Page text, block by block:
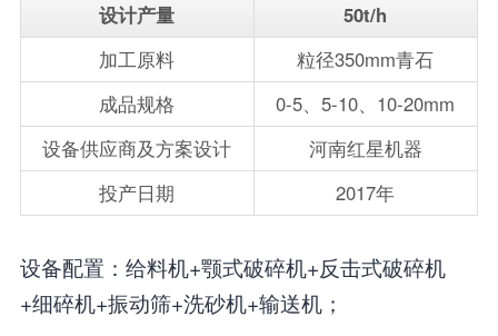
设计产量
50t/h
加工原料
粒径350mm青石
成品规格
0-5、5-10、10-20mm
设备供应商及方案设计
河南红星机器
投产日期
2017年
设备配置：给料机+颚式破碎机+反击式破碎机
+细碎机+振动筛+洗砂机+输送机；